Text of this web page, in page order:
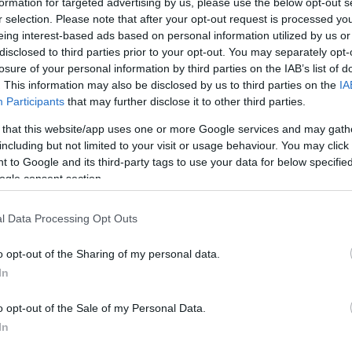
selection. Please note that after your opt-out request is processed
interest-based ads based on personal information utilized by us
to third parties prior to your opt-out. You may separately
of your personal information by third parties on the IAB’s list of
This information may also be disclosed by us to third parties on the
Participants that may further disclose it to other third parties.
that this website/app uses one or more Google services and may
but not limited to your visit or usage behaviour. You may
to Google and its third-party tags to use your data for below
consent section.
Data Processing Opt Outs
opt-out of the Sharing of my personal data.
opt-out of the Sale of my Personal Data.
είναι η σημερινή ημερομηνία 31
μεγάλο» καθώς δύο
αγωνίστηκαν στη Μικτή
λόχου δεν λησμονεί τη στιγμή.
οι Άνθιμος Καψής και Μήτσος Δημητρίου είχαν
στην ίδια ομάδα με τους κορυφαίους
των ΗΠΑ (4-4 στη Βαρκελώνη).